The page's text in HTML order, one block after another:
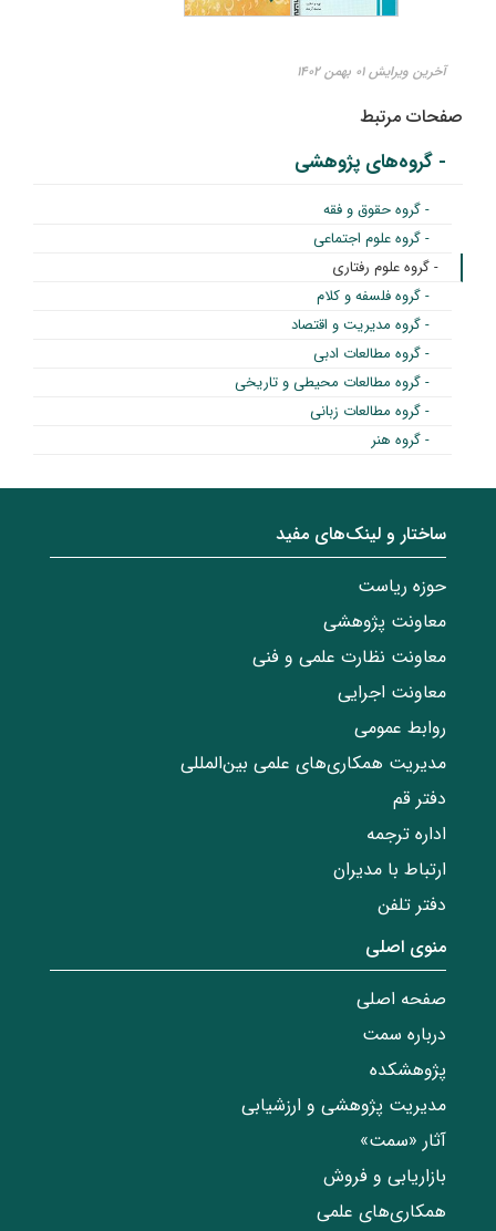
آخرین ویرایش ۰۱ بهمن ۱۴۰۲
صفحات مرتبط
- گروه‌های پژوهشی
- گروه حقوق و فقه
- گروه علوم اجتماعی
- گروه علوم رفتاری
- گروه فلسفه و کلام
- گروه مدیریت و اقتصاد
- گروه مطالعات ادبی
- گروه مطالعات محیطی و تاریخی
- گروه مطالعات زبانی
- گروه هنر
ساختار‌‌ و‌‌ لینک‌های مفید
حوزه ریاست
معاونت پژوهشی
معاونت نظارت علمی و فنی
معاونت اجرایی
روابط عمومی
مدیریت همکاری‌های علمی بین‌المللی
دفتر قم
اداره ترجمه
ارتباط با مدیران
دفتر تلفن
منوی اصلی
صفحه اصلی
درباره سمت
پژوهشکده
مدیریت پژوهشی و ارزشیابی
آثار «سمت»
بازاریابی و فروش
همکاری‌های علمی